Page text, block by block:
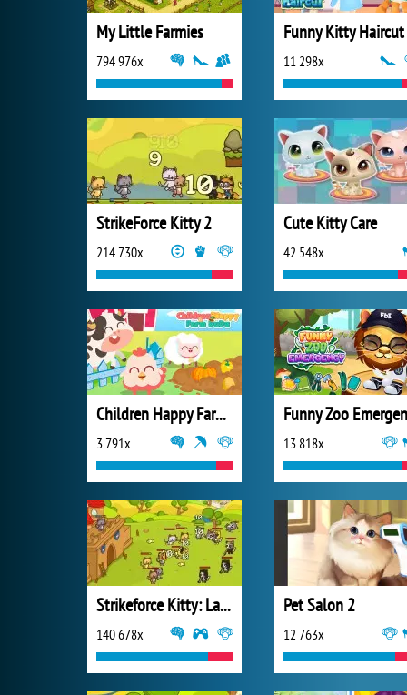
My Little Farmies
794 976x
Funny Kitty Haircut
11 298x
StrikeForce Kitty 2
214 730x
Cute Kitty Care
42 548x
Children Happy Farm DuDu
3 791x 13 818x
Strikeforce Kitty: Last Stand
140 678x
Pet Salon 2
12 763x